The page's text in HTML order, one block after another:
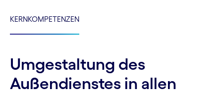
KERNKOMPETENZEN
Umgestaltung des
Außendienstes in allen